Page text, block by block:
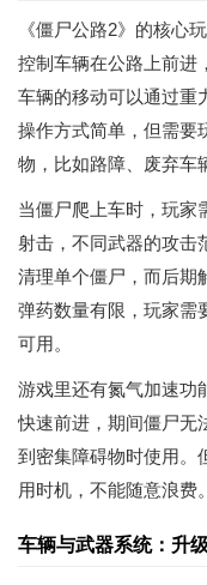
《僵尸公路2》的核心
控制车辆在公路上前进
车辆的移动可以通过重
操作方式简单，但需
物，比如路障、废弃车
当僵尸爬上车时，玩家
射击，不同武器的攻击
清理单个僵尸，而后期
弹药数量有限，玩家需
可用。
游戏里还有氮气加速功
快速前进，期间僵尸无
到密集障碍物时使用。
用时机，不能随意浪费。
车辆与武器系统：升